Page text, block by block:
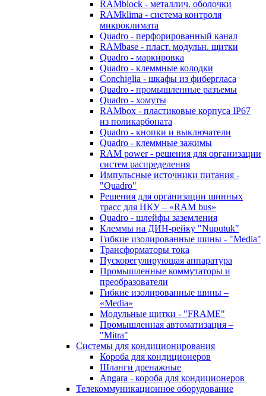
RAMblock - металлич. оболочки
RAMklima - система контроля
микроклимата
Quadro - перфорированный канал
RAMbase - пласт. модульн. щитки
Quadro - маркировка
Quadro - клеммные колодки
Conchiglia - шкафы из фибергласа
Quadro - промышленные разъемы
Quadro - хомуты
RAMbox - пластиковые корпуса IP67
из поликарбоната
Quadro - кнопки и выключатели
Quadro - клеммные зажимы
RAM power - решения для организации
систем распределения
Импульсные источники питания -
"Quadro"
Решения для организации шинных
трасс для НКУ – «RAM bus»
Quadro - шлейфы заземления
Клеммы на ДИН-рейку "Nuputuk"
Гибкие изолированные шины - "Media"
Трансформаторы тока
Пускорегулирующая аппаратура
Промышленные коммутаторы и
преобразователи
Гибкие изолированные шины –
«Media»
Модульные щитки - "FRAME"
Промышленная автоматизация –
"Mitra"
Системы для кондиционирования
Короба для кондиционеров
Шланги дренажные
Angara - короба для кондиционеров
Телекоммуникационное оборудование